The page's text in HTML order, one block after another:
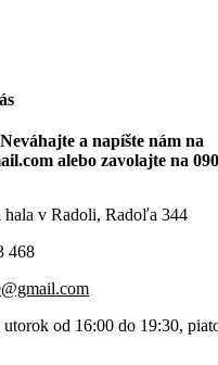
a napíšte nám na
alebo zavolajte na
hala v Radoli, Radoľa 344
468
od 16:00 do 19:30,